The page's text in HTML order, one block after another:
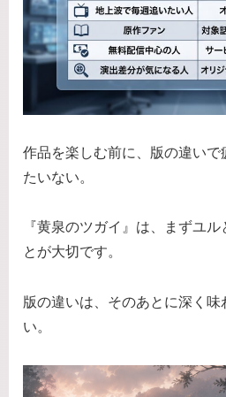
作品を楽しむ前に、版の違いで
たいない。
『黄泉のツガイ』は、まずユ
とが大切です。
版の違いは、そのあとに深く味
い。